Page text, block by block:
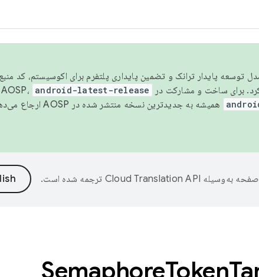
شدن با مدل توسعه پایدار ترانک و تضمین پایداری پلتفرم برای اکوسیستم، کد
android-latest-release
همیشه به جدیدترین نسخه منتشر شده در AOSP ارجاع می‌دهد. برای اطلاعات بیشتر، به
صفحه به‌وسیله ترجمه شده است.
SemaphoreToken